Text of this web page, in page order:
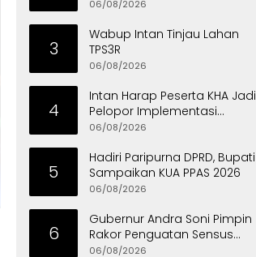
06/08/2026
3
Wabup Intan Tinjau Lahan
TPS3R
06/08/2026
4
Intan Harap Peserta KHA Jadi
Pelopor Implementasi
Permainan Tradisional
06/08/2026
5
Hadiri Paripurna DPRD, Bupati
Sampaikan KUA PPAS 2026
06/08/2026
6
Gubernur Andra Soni Pimpin
Rakor Penguatan Sensus
Ekonomi 2026 Provinsi Banten
06/08/2026